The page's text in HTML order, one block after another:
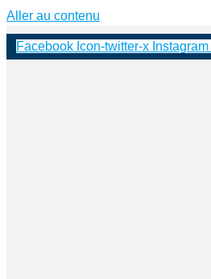
Aller au contenu
Facebook Icon-twitter-x Instagram